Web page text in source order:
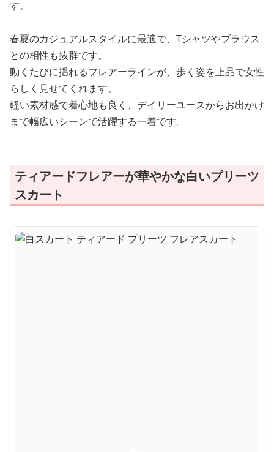
す。
春夏のカジュアルスタイルに最適で、Tシャツやブラウス
との相性も抜群です。
動くたびに揺れるフレアーラインが、歩く姿を上品で女性
らしく見せてくれます。
軽い素材感で着心地も良く、デイリーユースからお出かけ
まで幅広いシーンで活躍する一着です。
ティアードフレアーが華やかな白いプリーツ
スカート